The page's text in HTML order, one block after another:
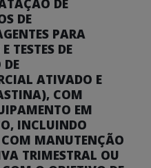
DE
DE
PARA
TESTES DE
ATIVADO E
COM
EM
INCLUINDO
MANUTENÇÃO
TRIMESTRAL OU